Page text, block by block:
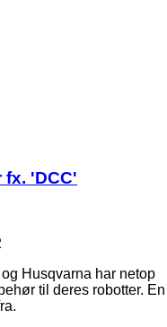
fx. 'DCC'
Husqvarna har netop
til deres robotter. En